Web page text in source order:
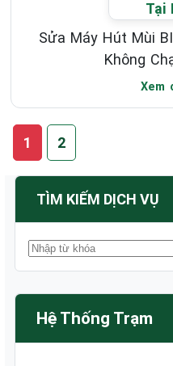
Sửa Máy Hút Mùi
Không
Xem
1 2
TÌM KIẾM DỊCH VỤ
Hệ Thống Trạm